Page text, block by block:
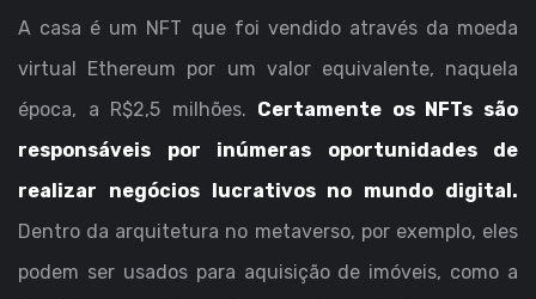
A casa é um NFT que foi vendido através da moeda
virtual Ethereum por um valor equivalente, naquela
época, a R$2,5 milhões. Certamente os NFTs são
responsáveis por inúmeras oportunidades de
realizar negócios lucrativos no mundo digital.
Dentro da arquitetura no metaverso, por exemplo, eles
podem ser usados para aquisição de imóveis, como a